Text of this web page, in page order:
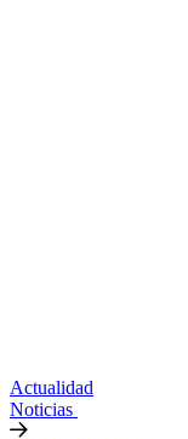
Actualidad
Noticias